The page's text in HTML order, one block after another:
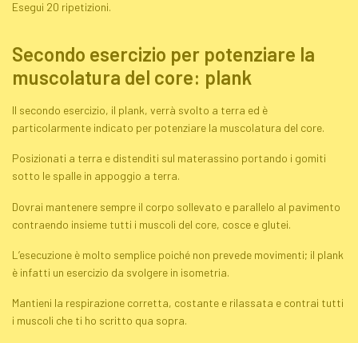
Esegui 20 ripetizioni.
Secondo esercizio per potenziare la
muscolatura del core: plank
Il secondo esercizio, il plank, verrà svolto a terra ed è
particolarmente indicato per potenziare la muscolatura del core.
Posizionati a terra e distenditi sul materassino portando i gomiti
sotto le spalle in appoggio a terra.
Dovrai mantenere sempre il corpo sollevato e parallelo al pavimento
contraendo insieme tutti i muscoli del core, cosce e glutei.
L’esecuzione è molto semplice poiché non prevede movimenti; il plank
è infatti un esercizio da svolgere in isometria.
Mantieni la respirazione corretta, costante e rilassata e contrai tutti
i muscoli che ti ho scritto qua sopra.